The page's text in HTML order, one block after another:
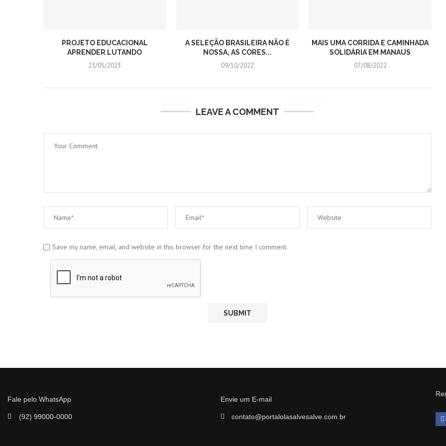
PROJETO EDUCACIONAL
APRENDER LUTANDO
23/05/2023
A SELEÇÃO BRASILEIRA NÃO É
NOSSA, AS CORES...
09/10/2022
MAIS UMA CORRIDA E CAMINHADA
SOLIDÁRIA EM MANAUS
07/08/2022
LEAVE A COMMENT
Save my name, email, and website in this browser for the next time I comment.
Fale pelo WhatsApp
(92) 99000-0000
Envie um E-mail
contato@portalolasalvesalve.com.br